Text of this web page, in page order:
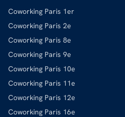
Coworking Paris 1er
Coworking Paris 2e
Coworking Paris 8e
Coworking Paris 9e
Coworking Paris 10e
Coworking Paris 11e
Coworking Paris 12e
Coworking Paris 16e